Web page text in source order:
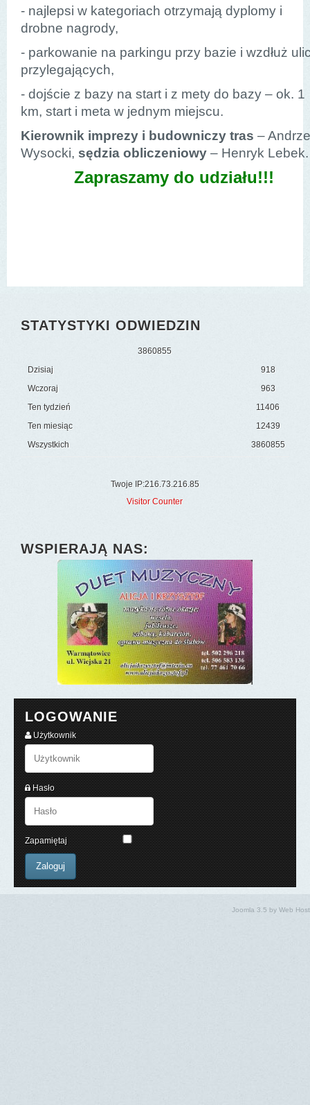
- najlepsi w kategoriach otrzymają dyplomy i
drobne nagrody,
- parkowanie na parkingu przy bazie i wzdłuż
przylegających,
- dojście z bazy na start i z mety do bazy – ok. 1
km, start i meta w jednym miejscu.
Kierownik imprezy i budowniczy tras –
Wysocki, sędzia obliczeniowy – Henryk Lebek.
Zapraszamy do udziału!!!
STATYSTYKI ODWIEDZIN
3860855
Dzisiaj
Wczoraj
Ten tydzień
Ten miesiąc
Wszystkich
918
963
11406
12439
3860855
Twoje IP:216.73.216.85
Visitor Counter
WSPIERAJĄ NAS:
LOGOWANIE
Użytkownik
Hasło
Zapamiętaj
Joomla 3.5 by Web Host